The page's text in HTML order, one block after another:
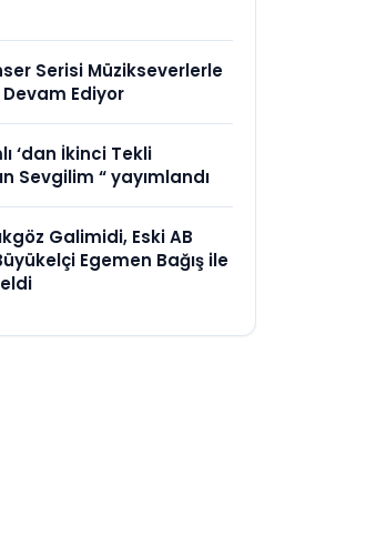
Serisi Müzikseverlerle
Ediyor
‘dan İkinci Tekli
Sevgilim “ yayımlandı
Galimidi, Eski AB
Egemen Bağış ile